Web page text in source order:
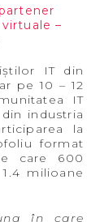
–
IT din
pe 10 – 12
IT
industria
la
format
care 600
milioane
în care